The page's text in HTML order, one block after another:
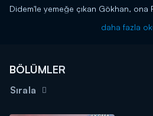
Didem'le yemeğe çıkan Gökhan, ona
daha fazla
BÖLÜMLER
Sırala